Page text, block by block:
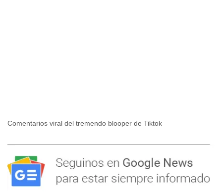
Comentarios viral del tremendo blooper de Tiktok